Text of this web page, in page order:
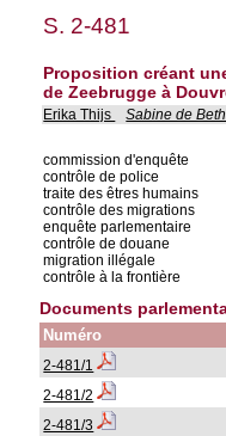
S. 2-481
Proposition créant
de Zeebrugge à
Erika Thijs Sabine de
commission d'enquête
contrôle de police
traite des êtres humains
contrôle des migrations
enquête parlementaire
contrôle de douane
migration illégale
contrôle à la frontière
Documents
Numéro
2-481/1
2-481/2
2-481/3